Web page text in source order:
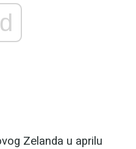
Zelanda u aprilu